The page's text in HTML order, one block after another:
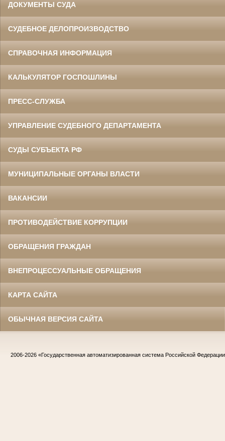
ДОКУМЕНТЫ СУДА
СУДЕБНОЕ ДЕЛОПРОИЗВОДСТВО
СПРАВОЧНАЯ ИНФОРМАЦИЯ
КАЛЬКУЛЯТОР ГОСПОШЛИНЫ
ПРЕСС-СЛУЖБА
УПРАВЛЕНИЕ СУДЕБНОГО ДЕПАРТАМЕНТА
СУДЫ СУБЪЕКТА РФ
МУНИЦИПАЛЬНЫЕ ОРГАНЫ ВЛАСТИ
ВАКАНСИИ
ПРОТИВОДЕЙСТВИЕ КОРРУПЦИИ
ОБРАЩЕНИЯ ГРАЖДАН
ВНЕПРОЦЕССУАЛЬНЫЕ ОБРАЩЕНИЯ
КАРТА САЙТА
ОБЫЧНАЯ ВЕРСИЯ САЙТА
2006-2026 «Государственная автоматизированная система Российской